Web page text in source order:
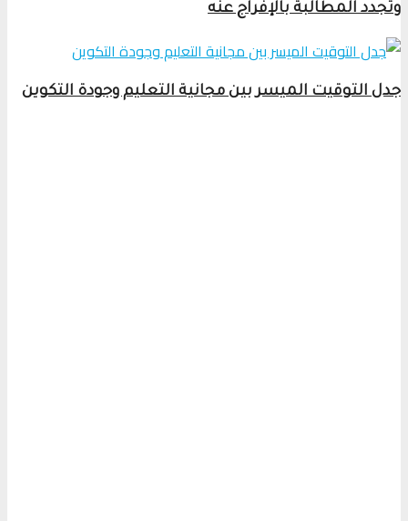
وتجدد المطالبة بالإفراج عنه
جدل التوقيت الميسر بين مجانية التعليم وجودة التكوين